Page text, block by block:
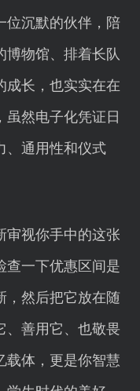
位沉默的伙伴，陪
博物馆、排着长队
成长，也实实在在
然电子化凭证日
、通用性和仪式
审视你手中的这张
查一下优惠区间是
，然后把它放在随
、善用它、也敬畏
载体，更是你智慧